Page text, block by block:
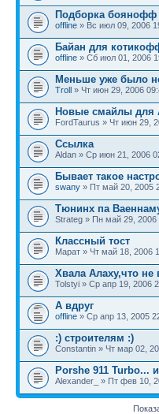
Подборка боянофф
offline » Вс июл 09, 2006
Байан для
offline » Сб июл 01, 2006
Меньше уже было
Troll » Чт июн 29, 2006
Новые смайлы для
FordTaurus » Чт июн 29,
Ссылка
Aldan » Ср июн 21, 2006
Бывает такое
swany » Пт май 20, 2005
Тюнинх па
Strateg » Пн май 29, 2006
Классный тост
Марат » Чт май 18, 2006
Хвала Алаху,что не
Tolstyi » Ср апр 19, 2006
А вдруг
offline » Ср апр 13, 2005
:) строителям :)
Constantin » Чт мар 02,
Porshe 911 Turbo...
Alexander_ » Пт фев 10,